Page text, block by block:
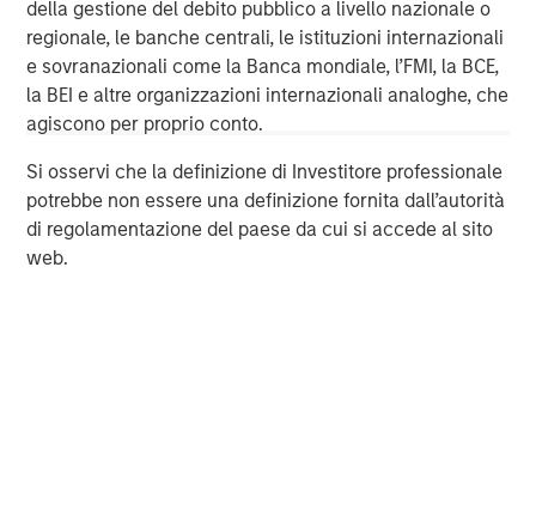
della gestione del debito pubblico a livello nazionale o
regionale, le banche centrali, le istituzioni internazionali
e sovranazionali come la Banca mondiale, l’FMI, la BCE,
la BEI e altre organizzazioni internazionali analoghe, che
agiscono per proprio conto.
Si osservi che la definizione di Investitore professionale
potrebbe non essere una definizione fornita dall’autorità
di regolamentazione del paese da cui si accede al sito
web.
services firm providing investment banking, securities,
wealth management and investment management
services. With offices in more than 41 countries, the
Firm's employees serve clients worldwide including
For more information about Morgan Stanley, please
visitwww.morganstanley.com.
Morgan Stanley Expansion Capital